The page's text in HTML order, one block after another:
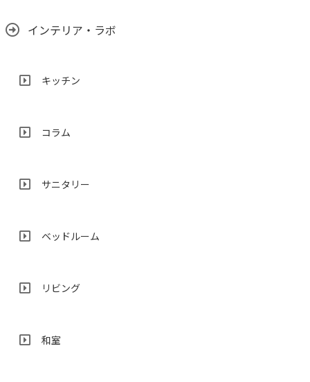
インテリア・ラボ
キッチン
コラム
サニタリー
ベッドルーム
リビング
和室